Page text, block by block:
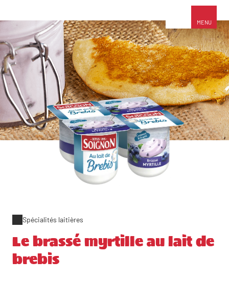
MENU
Spécialités laitières
Le brassé myrtille au lait de
brebis